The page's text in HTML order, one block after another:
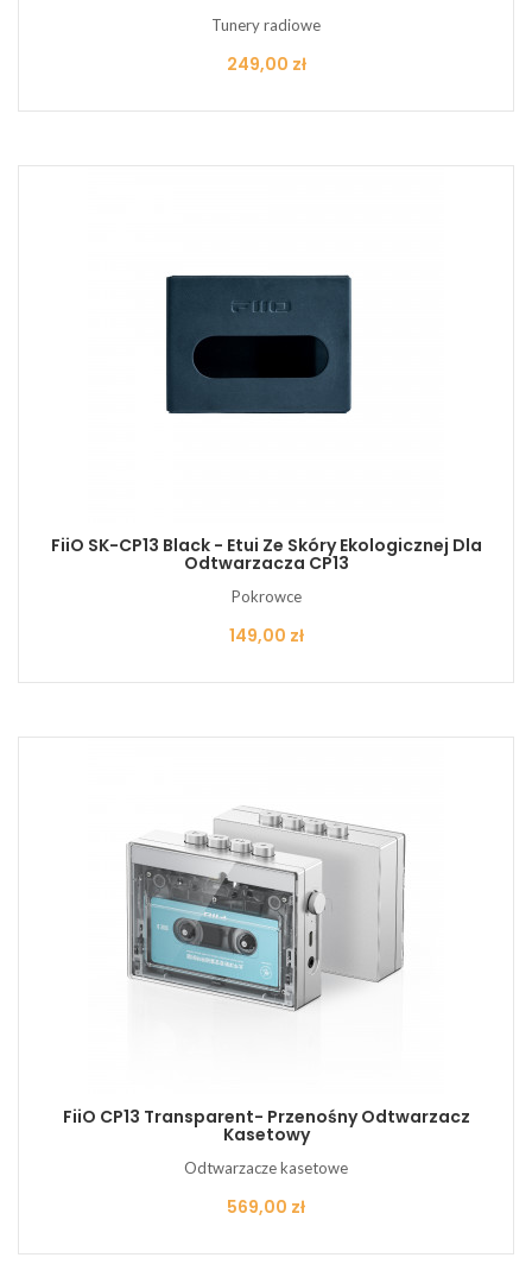
Tunery radiowe
Cena
249,00 zł
FiiO SK-CP13 Black - Etui Ze Skóry Ekologicznej Dla
Odtwarzacza CP13
Pokrowce
Cena
149,00 zł
FiiO CP13 Transparent- Przenośny Odtwarzacz
Kasetowy
Odtwarzacze kasetowe
Cena
569,00 zł